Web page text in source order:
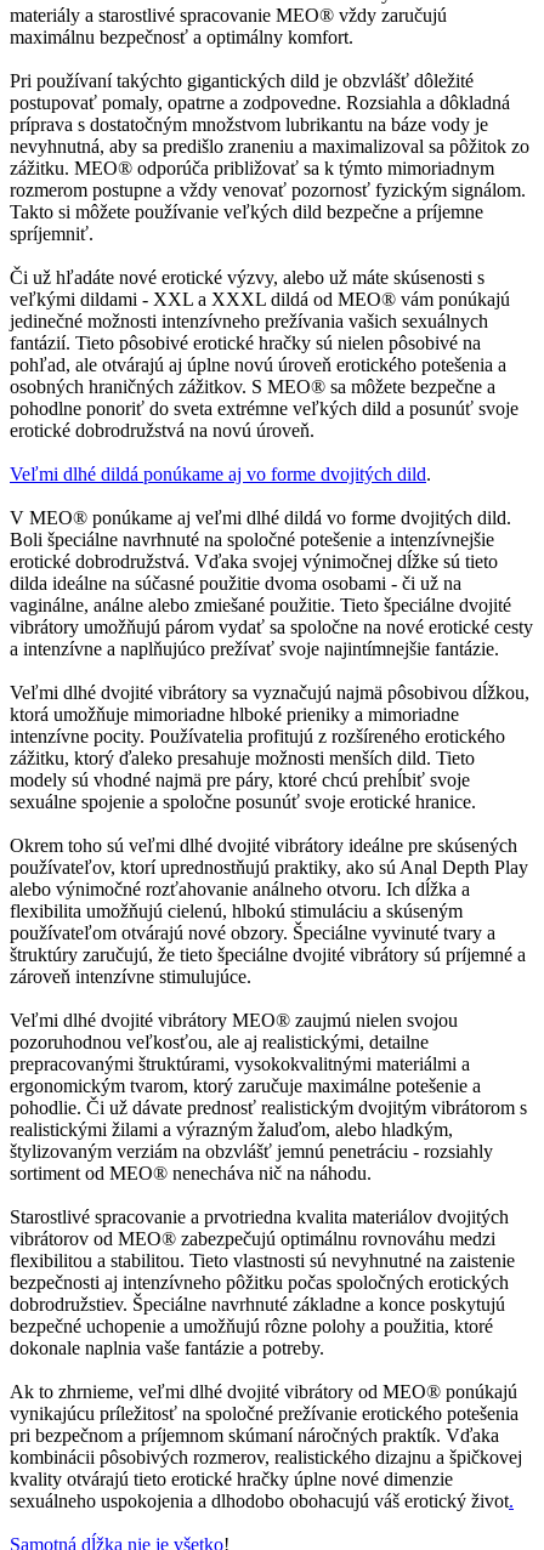
materiály a starostlivé spracovanie MEO® vždy zaručujú
maximálnu bezpečnosť a optimálny komfort.
Pri používaní takýchto gigantických dild je obzvlášť dôležité
postupovať pomaly, opatrne a zodpovedne. Rozsiahla a dôkladná
príprava s dostatočným množstvom lubrikantu na báze vody je
nevyhnutná, aby sa predišlo zraneniu a maximalizoval sa pôžitok zo
zážitku. MEO® odporúča približovať sa k týmto mimoriadnym
rozmerom postupne a vždy venovať pozornosť fyzickým signálom.
Takto si môžete používanie veľkých dild bezpečne a príjemne
spríjemniť.
Či už hľadáte nové erotické výzvy, alebo už máte skúsenosti s
veľkými dildami - XXL a XXXL dildá od MEO® vám ponúkajú
jedinečné možnosti intenzívneho prežívania vašich sexuálnych
fantázií. Tieto pôsobivé erotické hračky sú nielen pôsobivé na
pohľad, ale otvárajú aj úplne novú úroveň erotického potešenia a
osobných hraničných zážitkov. S MEO® sa môžete bezpečne a
pohodlne ponoriť do sveta extrémne veľkých dild a posunúť svoje
erotické dobrodružstvá na novú úroveň.
Veľmi dlhé dildá ponúkame aj vo forme dvojitých dild.
V MEO® ponúkame aj veľmi dlhé dildá vo forme dvojitých dild.
Boli špeciálne navrhnuté na spoločné potešenie a intenzívnejšie
erotické dobrodružstvá. Vďaka svojej výnimočnej dĺžke sú tieto
dilda ideálne na súčasné použitie dvoma osobami - či už na
vaginálne, análne alebo zmiešané použitie. Tieto špeciálne dvojité
vibrátory umožňujú párom vydať sa spoločne na nové erotické cesty
a intenzívne a naplňujúco prežívať svoje najintímnejšie fantázie.
Veľmi dlhé dvojité vibrátory sa vyznačujú najmä pôsobivou dĺžkou,
ktorá umožňuje mimoriadne hlboké prieniky a mimoriadne
intenzívne pocity. Používatelia profitujú z rozšíreného erotického
zážitku, ktorý ďaleko presahuje možnosti menších dild. Tieto
modely sú vhodné najmä pre páry, ktoré chcú prehĺbiť svoje
sexuálne spojenie a spoločne posunúť svoje erotické hranice.
Okrem toho sú veľmi dlhé dvojité vibrátory ideálne pre skúsených
používateľov, ktorí uprednostňujú praktiky, ako sú Anal Depth Play
alebo výnimočné rozťahovanie análneho otvoru. Ich dĺžka a
flexibilita umožňujú cielenú, hlbokú stimuláciu a skúseným
používateľom otvárajú nové obzory. Špeciálne vyvinuté tvary a
štruktúry zaručujú, že tieto špeciálne dvojité vibrátory sú príjemné a
zároveň intenzívne stimulujúce.
Veľmi dlhé dvojité vibrátory MEO® zaujmú nielen svojou
pozoruhodnou veľkosťou, ale aj realistickými, detailne
prepracovanými štruktúrami, vysokokvalitnými materiálmi a
ergonomickým tvarom, ktorý zaručuje maximálne potešenie a
pohodlie. Či už dávate prednosť realistickým dvojitým vibrátorom s
realistickými žilami a výrazným žaluďom, alebo hladkým,
štylizovaným verziám na obzvlášť jemnú penetráciu - rozsiahly
sortiment od MEO® nenecháva nič na náhodu.
Starostlivé spracovanie a prvotriedna kvalita materiálov dvojitých
vibrátorov od MEO® zabezpečujú optimálnu rovnováhu medzi
flexibilitou a stabilitou. Tieto vlastnosti sú nevyhnutné na zaistenie
bezpečnosti aj intenzívneho pôžitku počas spoločných erotických
dobrodružstiev. Špeciálne navrhnuté základne a konce poskytujú
bezpečné uchopenie a umožňujú rôzne polohy a použitia, ktoré
dokonale naplnia vaše fantázie a potreby.
Ak to zhrnieme, veľmi dlhé dvojité vibrátory od MEO® ponúkajú
vynikajúcu príležitosť na spoločné prežívanie erotického potešenia
pri bezpečnom a príjemnom skúmaní náročných praktík. Vďaka
kombinácii pôsobivých rozmerov, realistického dizajnu a špičkovej
kvality otvárajú tieto erotické hračky úplne nové dimenzie
sexuálneho uspokojenia a dlhodobo obohacujú váš erotický život.
Samotná dĺžka nie je všetko!